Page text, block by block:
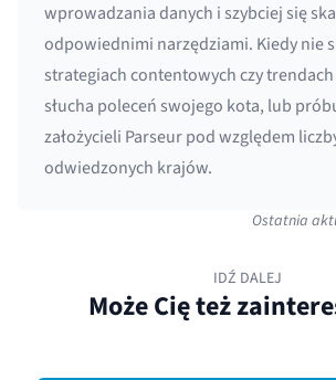
wprowadzania danych i szybciej się
odpowiednimi narzędziami. Kiedy nie
strategiach contentowych czy
słucha poleceń swojego kota, lub
założycieli Parseur pod względem
odwiedzonych krajów.
Ostatnia
IDŹ DALEJ
Może Cię też